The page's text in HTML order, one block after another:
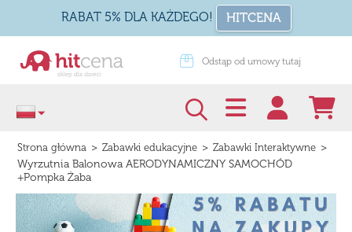
RABAT 5% DLA KAŻDEGO! HITCENA
365 dni na zwrot Odstąp od umowy tutaj
Strona główna > Zabawki edukacyjne > Zabawki Interaktywne >
Wyrzutnia Balonowa AERODYNAMICZNY SAMOCHÓD
+Pompka Żaba